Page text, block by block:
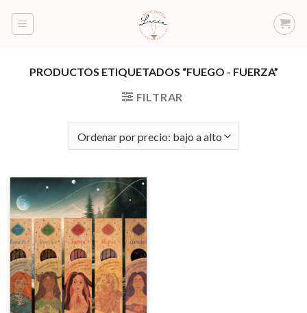
PRODUCTOS ETIQUETADOS “FUEGO - FUERZA”
FILTRAR